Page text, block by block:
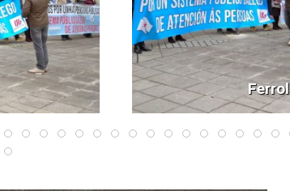
Ferrol